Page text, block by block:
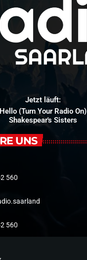
Jetzt läuft:
Hello (Turn Your Radio On)
Shakespear's Sisters
UNS
560
560